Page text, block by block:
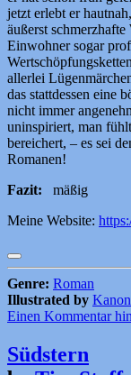
jetzt erlebt er
äußerst
Einwohner sogar
allerlei
das stattdessen eine
nicht immer
uninspiriert, man
bereichert, – es sei
Romanen!
Fazit: mäßig
Meine Website:
Genre: Roman
Illustrated by
Einen Kommentar
Südstern